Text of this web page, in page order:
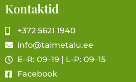
Kontaktid
+372 5621 1940
info@taimetalu.ee
E–R: 09–19 | L-P: 09–15
Facebook